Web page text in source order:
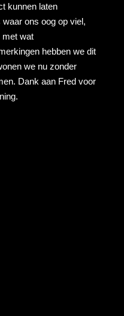
kunnen laten
ons oog op viel,
met wat
hebben we dit
we nu zonder
Dank aan Fred voor